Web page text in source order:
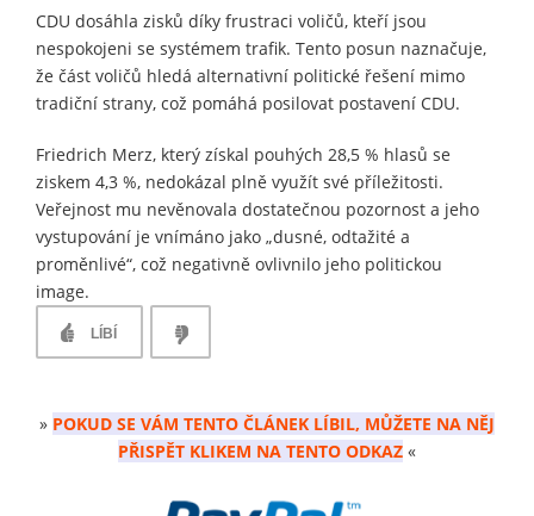
CDU dosáhla zisků díky frustraci voličů, kteří jsou
nespokojeni se systémem trafik. Tento posun naznačuje,
že část voličů hledá alternativní politické řešení mimo
tradiční strany, což pomáhá posilovat postavení CDU.
Friedrich Merz, který získal pouhých 28,5 % hlasů se
ziskem 4,3 %, nedokázal plně využít své příležitosti.
Veřejnost mu nevěnovala dostatečnou pozornost a jeho
vystupování je vnímáno jako „dusné, odtažité a
proměnlivé“, což negativně ovlivnilo jeho politickou
image.
LÍBÍ
» POKUD SE VÁM TENTO ČLÁNEK LÍBIL, MŮŽETE NA NĚJ
PŘISPĚT KLIKEM NA TENTO ODKAZ «